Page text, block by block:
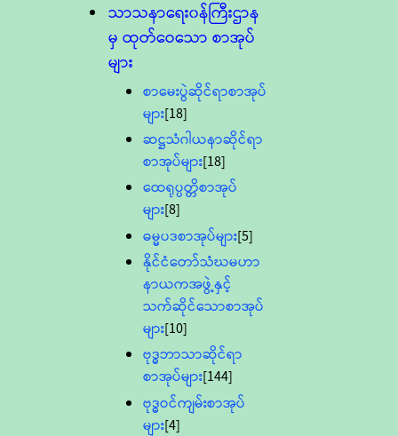
သာသနာရေး၀န်ကြီးဌာန
မှ ထုတ်ဝေသော စာအုပ်
များ
စာမေးပွဲဆိုင်ရာစာအုပ်
များ[18]
ဆဋ္ဌသံဂါယနာဆိုင်ရာ
စာအုပ်များ[18]
ထေရုပ္ပတ္တိစာအုပ်
များ[8]
ဓမ္မပဒစာအုပ်များ[5]
နိုင်ငံတော်သံဃမဟာ
နာယကအဖွဲ့နှင့်
သက်ဆိုင်သောစာအုပ်
များ[10]
ဗုဒ္ဓဘာသာဆိုင်ရာ
စာအုပ်များ[144]
ဗုဒ္ဓဝင်ကျမ်းစာအုပ်
များ[4]